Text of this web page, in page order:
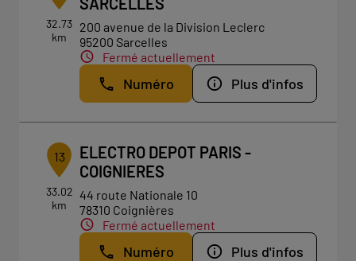
32.73
km
200 avenue de la Division Leclerc
95200 Sarcelles
Fermé actuellement
Numéro Plus d'infos
13
33.02
km
ELECTRO DEPOT PARIS -
COIGNIERES
44 route Nationale 10
78310 Coignières
Fermé actuellement
Numéro Plus d'infos